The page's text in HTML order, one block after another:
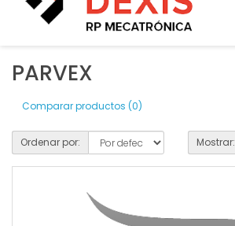
PARVEX
Comparar productos (0)
Ordenar por: Mostrar: